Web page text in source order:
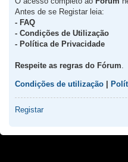
Antes de se Registar leia:
- FAQ
- Condições de Utilização
- Política de Privacidade
Respeite as regras do Fórum
Condições de utilização
Registar